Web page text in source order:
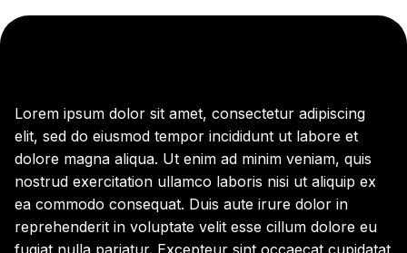
Lorem ipsum dolor sit amet, consectetur adipiscing
elit, sed do eiusmod tempor incididunt ut labore et
dolore magna aliqua. Ut enim ad minim veniam, quis
nostrud exercitation ullamco laboris nisi ut aliquip ex
ea commodo consequat. Duis aute irure dolor in
reprehenderit in voluptate velit esse cillum dolore eu
fugiat nulla pariatur. Excepteur sint occaecat cupidatat